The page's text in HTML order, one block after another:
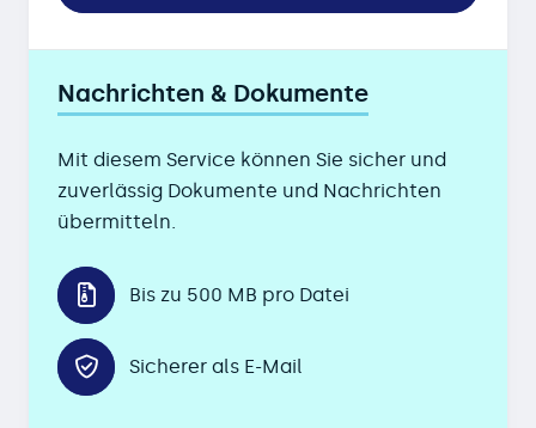
Nachrichten & Dokumente
Mit diesem Service können Sie sicher und
zuverlässig Dokumente und Nachrichten
übermitteln.
Bis zu 500 MB pro Datei
Sicherer als E-Mail